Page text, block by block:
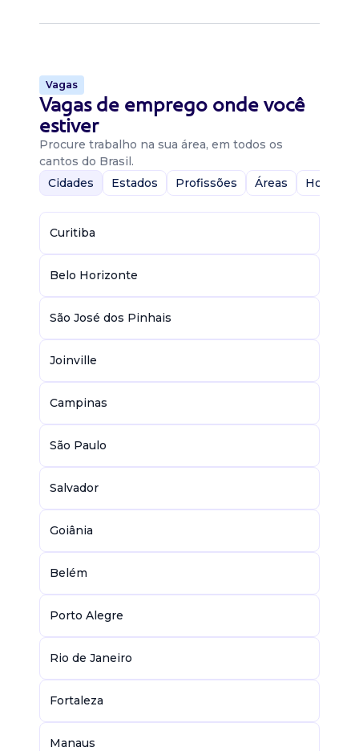
Vagas
Vagas de emprego onde você
estiver
Procure trabalho na sua área, em todos os
cantos do Brasil.
Cidades
Estados Profissões Áreas Home-
Curitiba
Belo Horizonte
São José dos Pinhais
Joinville
Campinas
São Paulo
Salvador
Goiânia
Belém
Porto Alegre
Rio de Janeiro
Fortaleza
Manaus